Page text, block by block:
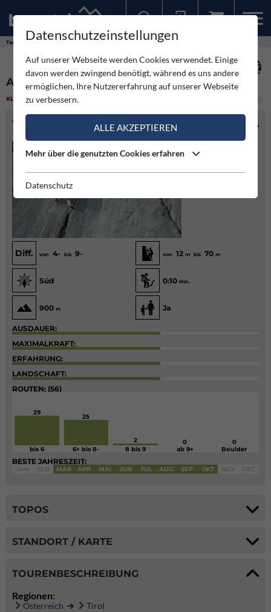
Touren
ALPENVEREINS KLETTERGARTEN
KLETTERGARTEN
TOURENINFO
Diff. von 4- bis 9- von 12 m bis 70 m
Süd 0:10 Min.
900 m Ja
AUSDAUER:
MAXIMALKRAFT:
ERFAHRUNG:
LANDSCHAFT:
ROUTEN: (56)
29
bis 6
25
6+ bis 8-
2
8 bis 9
0
ab 9+
0
Boulder
BESTE JAHRESZEIT:
MÄR APR MAI JUN JUL AUG SEP OKT
TOPOS
STANDORT / KARTE
TOURENBESCHREIBUNG
Regionen:
Österreich Tirol
Datenschutzeinstellungen
Auf unserer Webseite werden Cookies verwendet. Einige
davon werden zwingend benötigt, während es uns andere
ermöglichen, Ihre Nutzererfahrung auf unserer Webseite
zu verbessern.
ALLE AKZEPTIEREN
Mehr über die genutzten Cookies erfahren
Datenschutz